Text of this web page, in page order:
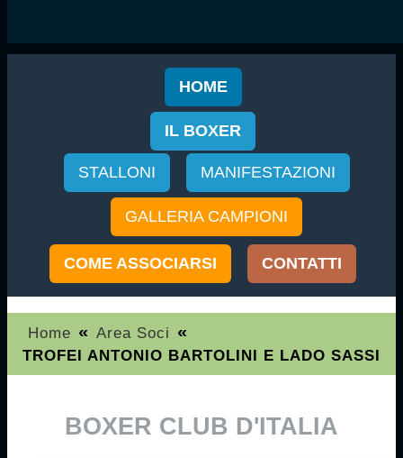
HOME
IL BOXER
STALLONI MANIFESTAZIONI
GALLERIA CAMPIONI
COME ASSOCIARSI CONTATTI
Home « Area Soci «
TROFEI ANTONIO BARTOLINI E LADO SASSI
BOXER CLUB D'ITALIA